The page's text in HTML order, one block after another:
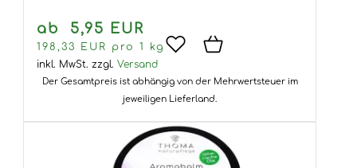
ab 5,95 EUR
198,33 EUR pro 1 kg
inkl. MwSt. zzgl. Versand
Der Gesamtpreis ist abhängig von der Mehrwertsteuer im
jeweiligen Lieferland.